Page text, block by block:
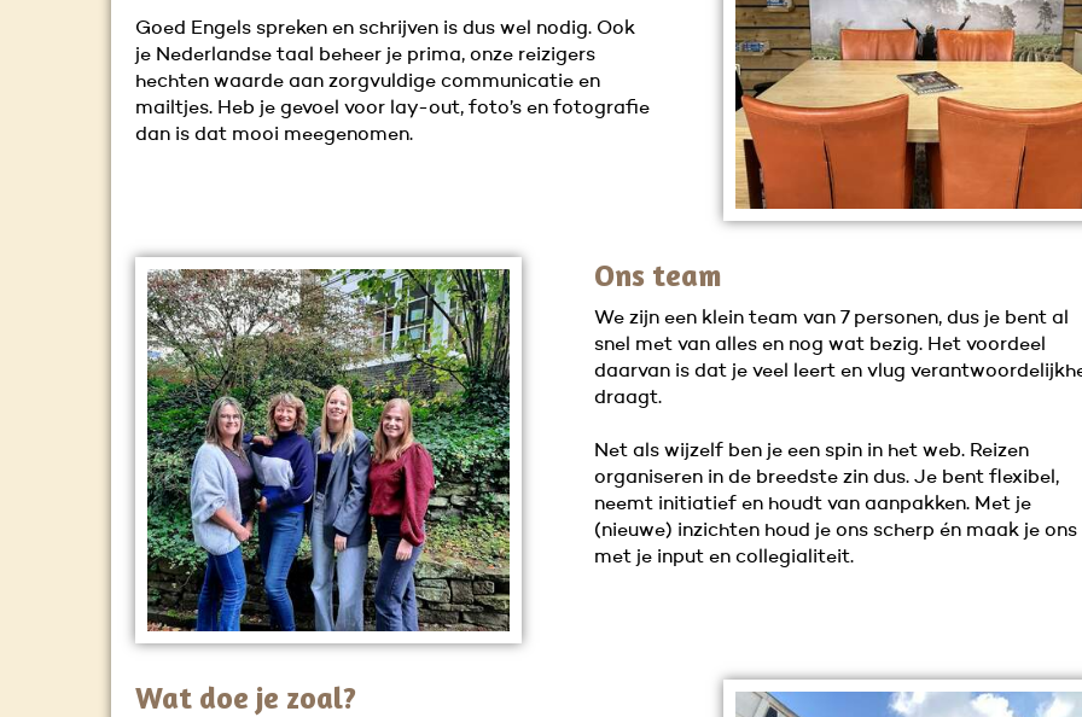
Goed Engels spreken en schrijven is dus wel nodig. Ook
je Nederlandse taal beheer je prima, onze reizigers
hechten waarde aan zorgvuldige communicatie en
mailtjes. Heb je gevoel voor lay-out, foto’s en fotografie
dan is dat mooi meegenomen.
Ons team
We zijn een klein team van 7 personen, dus je bent al
snel met van alles en nog wat bezig. Het voordeel
daarvan is dat je veel leert en vlug
draagt.
Net als wijzelf ben je een spin in het web. Reizen
organiseren in de breedste zin dus. Je bent flexibel,
neemt initiatief en houdt van aanpakken. Met je
(nieuwe) inzichten houd je ons scherp én maak je ons
met je input en collegialiteit.
Wat doe je zoal?